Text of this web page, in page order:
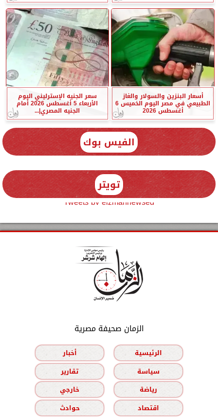
أسعار البنزين والسولار والغاز
الطبيعي في مصر اليوم الخميس 6
أغسطس 2026
سعر الجنيه الإسترليني اليوم
الأربعاء 5 أغسطس 2026 أمام
الجنيه المصري|...
الفيس بوك
تويتر
Tweets by elzmannewseg
الزمان صحيفة مصرية
الرئيسية
أخبار
سياسة
تقارير
رياضة
خارجي
اقتصاد
حوادث